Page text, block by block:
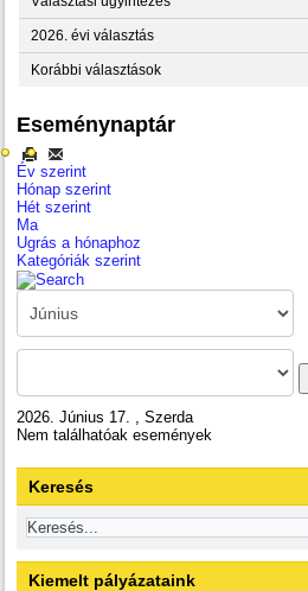
2026. évi választás
Korábbi választások
Eseménynaptár
Év szerint
Hónap szerint
Hét szerint
Ma
Ugrás a hónaphoz
Kategóriák szerint
2026. Június 17. , Szerda
Nem találhatóak események
Keresés
Kiemelt pályázataink